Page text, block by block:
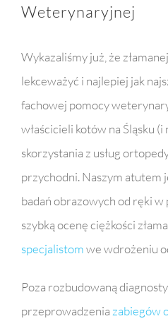
Weterynaryjnej
Wykazaliśmy już, że
lekceważyć i najlepiej jak
fachowej pomocy
właścicieli kotów na Śląsku
skorzystania z usług
przychodni. Naszym atutem
badań obrazowych od ręki w
szybką ocenę ciężkości
specjalistomwe wdrożeniu
Poza rozbudowaną
przeprowadzeniazabiegów